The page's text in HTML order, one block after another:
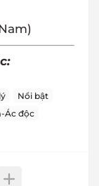
Nổi bật
Ác độc